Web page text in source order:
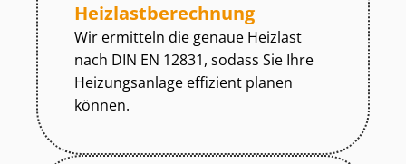
Heiz­last­be­rech­nung
Wir ermitteln die genaue Heizlast
nach DIN EN 12831, sodass Sie Ihre
Heizungsanlage effizient planen
können.